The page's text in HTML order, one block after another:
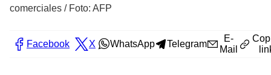
comerciales / Foto: AFP
Facebook X WhatsApp Telegram
E-
Mail